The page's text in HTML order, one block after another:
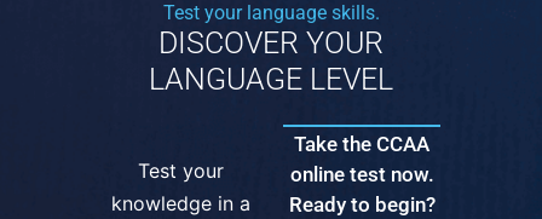
Test your language skills.
DISCOVER YOUR
LANGUAGE LEVEL
Test your
knowledge in a
Take the CCAA
online test now.
Ready to begin?